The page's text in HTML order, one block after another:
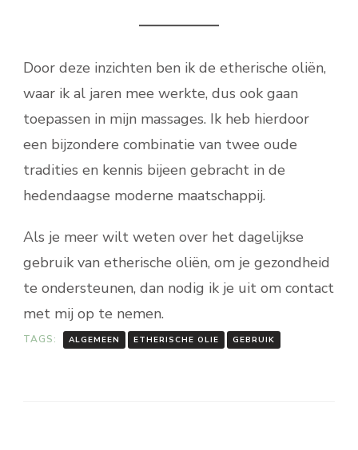
Door deze inzichten ben ik de etherische oliën,
waar ik al jaren mee werkte, dus ook gaan
toepassen in mijn massages. Ik heb hierdoor
een bijzondere combinatie van twee oude
tradities en kennis bijeen gebracht in de
hedendaagse moderne maatschappij.
Als je meer wilt weten over het dagelijkse
gebruik van etherische oliën, om je gezondheid
te ondersteunen, dan nodig ik je uit om contact
met mij op te nemen.
TAGS: ALGEMEEN ETHERISCHE OLIE GEBRUIK